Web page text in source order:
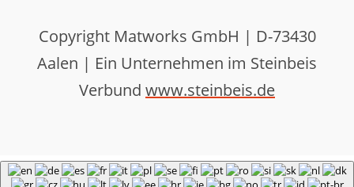
Copyright Matworks GmbH | D-73430
Aalen | Ein Unternehmen im Steinbeis
Verbund www.steinbeis.de